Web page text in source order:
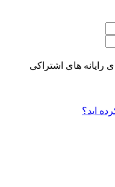
رایانه های اشتراکی
اید؟